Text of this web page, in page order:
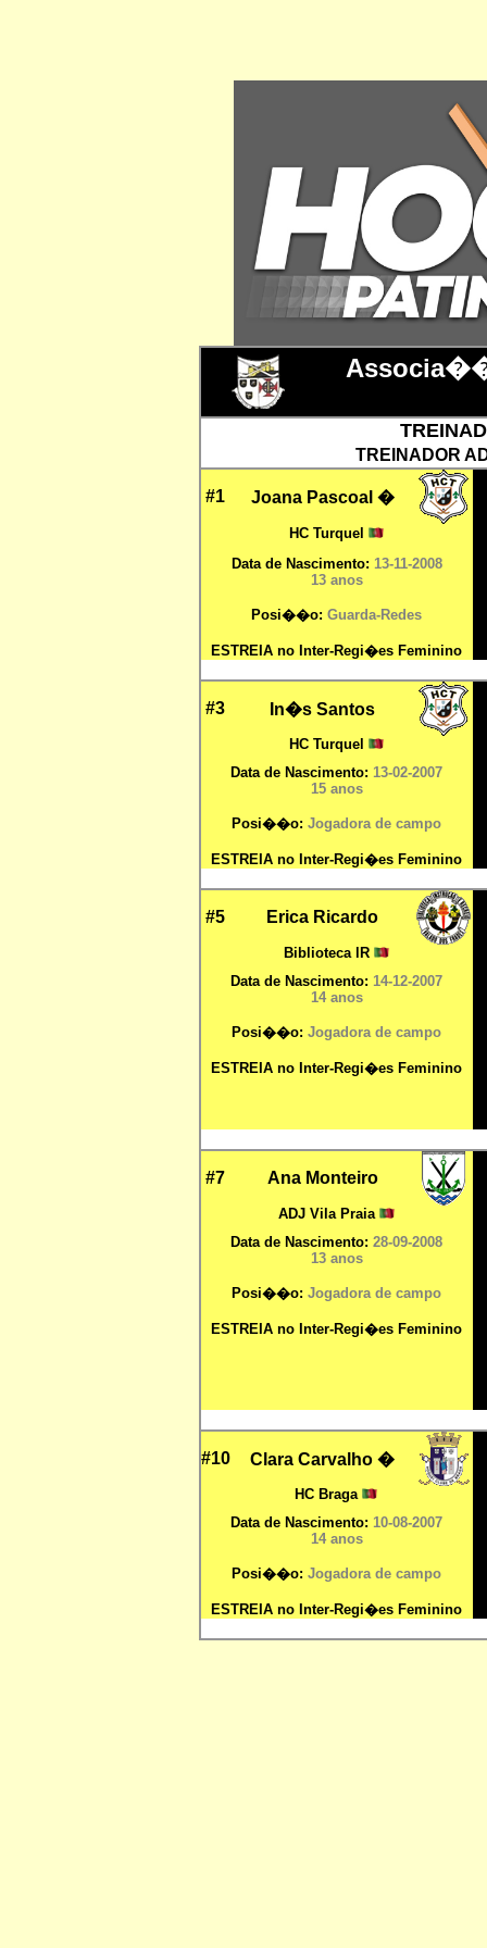
TREINADOR
#1 Joana Pascoal �
HC Turquel
Data de Nascimento: 13-11-2008
13 anos
Posi��o: Guarda-Redes
ESTREIA no Inter-Regi�es Feminino
#3 In�s Santos
HC Turquel
Data de Nascimento: 13-02-2007
15 anos
Posi��o: Jogadora de campo
ESTREIA no Inter-Regi�es Feminino
#5 Erica Ricardo
Biblioteca lR
Data de Nascimento: 14-12-2007
14 anos
Posi��o: Jogadora de campo
ESTREIA no Inter-Regi�es Feminino
#7 Ana Monteiro
ADJ Vila Praia
Data de Nascimento: 28-09-2008
13 anos
Posi��o: Jogadora de campo
ESTREIA no Inter-Regi�es Feminino
#10 Clara Carvalho �
HC Braga
Data de Nascimento: 10-08-2007
14 anos
Posi��o: Jogadora de campo
ESTREIA no Inter-Regi�es Feminino